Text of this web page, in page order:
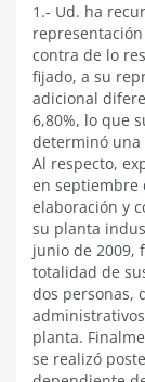
1.- Ud. ha
contra de lo
fijado, a su
adicional
6,80%, lo que
determinó una
Al respecto,
en septiembre
elaboración y
su planta
junio de 2009,
totalidad de
dos personas,
planta.
se realizó